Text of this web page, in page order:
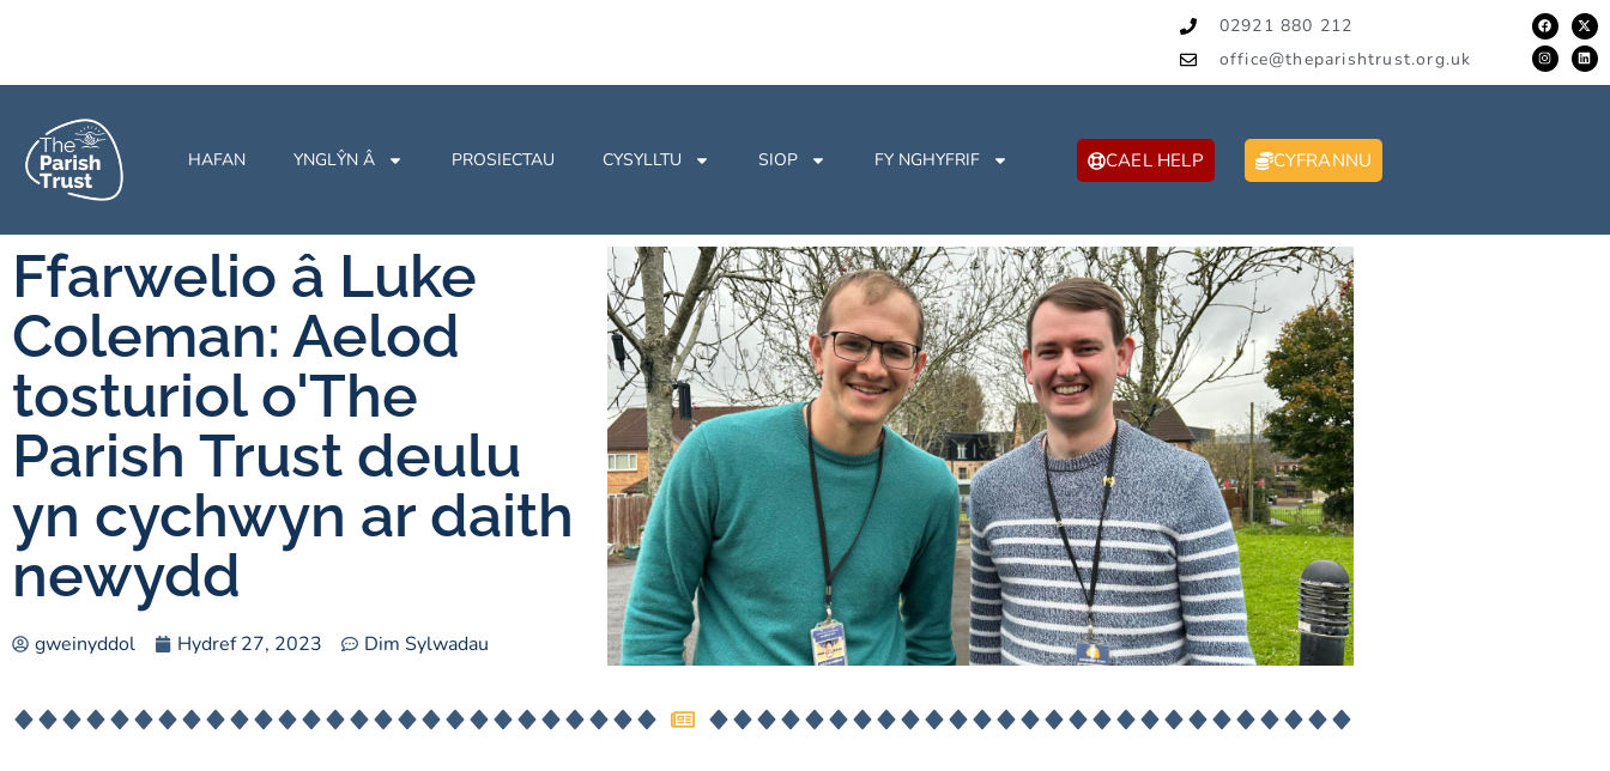
02921 880 212
office@theparishtrust.org.uk
HAFAN YNGLŶN Â PROSIECTAU CYSYLLTU SIOP FY NGHYFRIF CAEL HELP CYFRANNU
Ffarwelio â Luke
Coleman: Aelod
tosturiol o'The
Parish Trust deulu
yn cychwyn ar daith
newydd
gweinyddol Hydref 27, 2023 Dim Sylwadau